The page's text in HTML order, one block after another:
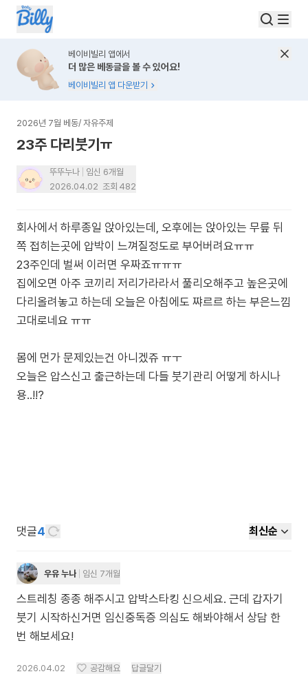
베이비빌리 앱에서
더 많은 베동글을 볼 수 있어요!
베이비빌리 앱 다운받기
2026년 7월 베동/ 자유주제
23주 다리붓기ㅠ
뚜뚜누나
임신 6개월
2026.04.02 조회 482
회사에서 하루종일 앉아있는데, 오후에는 앉아있는 무릎 뒤
쪽 접히는곳에 압박이 느껴질정도로 부어버려요ㅠㅠ
23주인데 벌써 이러면 우짜죠ㅠㅠㅠ
집에오면 아주 코끼리 저리가라라서 풀리오해주고 높은곳에
다리올려놓고 하는데 오늘은 아침에도 쨔르르 하는 부은느낌
고대로네요 ㅠㅠ
몸에 먼가 문제있는건 아니겠쥬 ㅠㅜ
오늘은 압스신고 출근하는데 다들 붓기관리 어떻게 하시나
댓글4 최신순
우유 누나 임신 7개월
스트레칭 종종 해주시고 압박스타킹 신으세요. 근데 갑자기
붓기 시작하신거면 임신중독증 의심도 해봐야해서 상담 한
번 해보세요!
2026.04.02 공감해요 답글달기